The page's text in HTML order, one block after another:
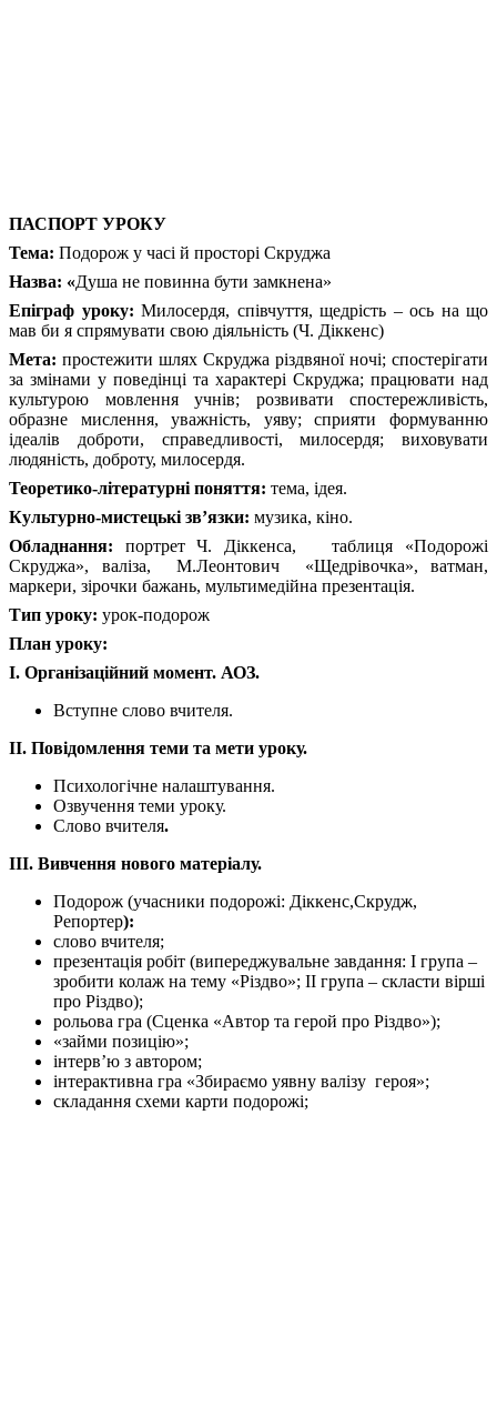
ПАСПОРТ УРОКУ
Тема: Подорож у часі й просторі Скруджа
Назва: «Душа не повинна бути замкнена»
Епіграф уроку: Милосердя, співчуття, щедрість – ось на що
мав би я спрямувати свою діяльність (Ч. Діккенс)
Мета: простежити шлях Скруджа різдвяної ночі; спостерігати
за змінами у поведінці та характері Скруджа; працювати над
культурою мовлення учнів; розвивати спостережливість,
образне мислення, уважність, уяву; сприяти формуванню
ідеалів доброти, справедливості, милосердя; виховувати
людяність, доброту, милосердя.
Теоретико-літературні поняття: тема, ідея.
Культурно-мистецькі зв’язки: музика, кіно.
Обладнання: портрет Ч. Діккенса, таблиця «Подорожі
Скруджа», валіза, М.Леонтович «Щедрівочка», ватман,
маркери, зірочки бажань, мультимедійна презентація.
Тип уроку: урок-подорож
План уроку:
І. Організаційний момент. АОЗ.
Вступне слово вчителя.
ІІ. Повідомлення теми та мети уроку.
Психологічне налаштування.
Озвучення теми уроку.
Слово вчителя.
ІІІ. Вивчення нового матеріалу.
Подорож (учасники подорожі: Діккенс,Скрудж,
Репортер):
слово вчителя;
презентація робіт (випереджувальне завдання: І група –
зробити колаж на тему «Різдво»; ІІ група – скласти вірші
про Різдво);
рольова гра (Сценка «Автор та герой про Різдво»);
«займи позицію»;
інтерв’ю з автором;
інтерактивна гра «Збираємо уявну валізу героя»;
складання схеми карти подорожі;